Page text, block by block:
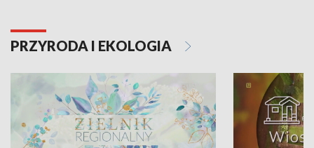
PRZYRODA I EKOLOGIA